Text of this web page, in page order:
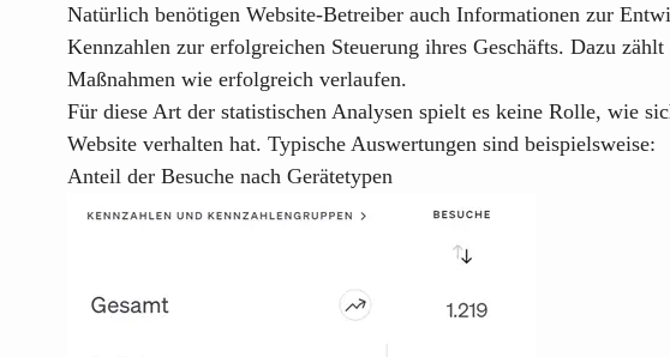
Natürlich benötigen Website-Betreiber auch Informationen zur
Kennzahlen zur erfolgreichen Steuerung ihres Geschäfts. Dazu
Maßnahmen wie erfolgreich verlaufen.
Für diese Art der statistischen Analysen spielt es keine Rolle, wie
Website verhalten hat. Typische Auswertungen sind beispielsweise:
Anteil der Besuche nach Gerätetypen